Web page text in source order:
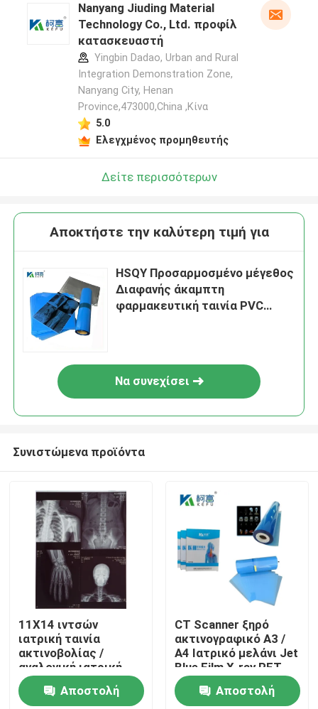
Προϊόντα
Σχετικά με εμάς
Nanyang Jiuding Material
Technology Co., Ltd. προφίλ
κατασκευαστή
Yingbin Dadao, Urban and Rural
Integration Demonstration Zone,
Nanyang City, Henan
Province,473000,China ,Κίνα
5.0
Ελεγχμένος προμηθευτής
Δείτε περισσότερων
Αποκτήστε την καλύτερη τιμή για
HSQY Προσαρμοσμένο μέγεθος
Διαφανής άκαμπτη
φαρμακευτική ταινία PVC
Να συνεχίσει
Συνιστώμενα προϊόντα
11X14 ιντσών
ιατρική ταινία
ακτινοβολίας /
αναλογική ιατρική
ταινία / στεγνή ταινία
Αποστολή
CT Scanner ξηρό
ακτινογραφικό A3 /
A4 Ιατρικό μελάνι Jet
Blue Film X-ray PET
Film
Αποστολή